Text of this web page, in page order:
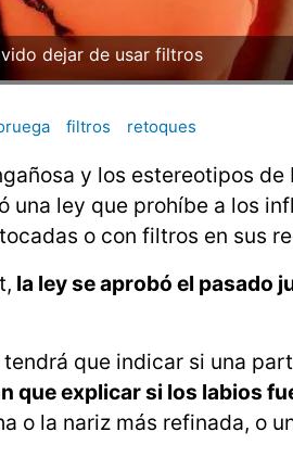
dejar de usar filtros
filtros retoques
y los estereotipos de
una ley que prohíbe a los
o con filtros en sus
la ley se aprobó el pasado
que indicar si una
que explicar si los labios
o la nariz más refinada, o